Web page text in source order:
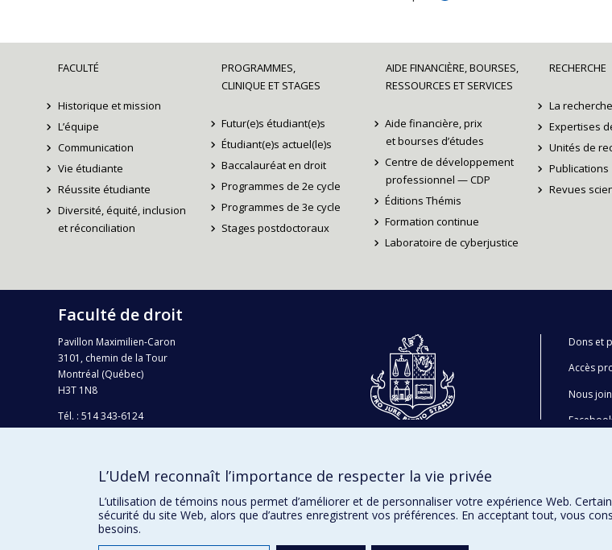
FACULTÉ
Historique et mission
L’équipe
Communication
Vie étudiante
Réussite étudiante
Diversité, équité, inclusion
et réconciliation
PROGRAMMES,
CLINIQUE ET STAGES
Futur(e)s étudiant(e)s
Étudiant(e)s actuel(le)s
Baccalauréat en droit
Programmes de 2e cycle
Programmes de 3e cycle
Stages postdoctoraux
AIDE FINANCIÈRE, BOURSES,
RESSOURCES ET SERVICES
Aide financière, prix
et bourses d’études
Centre de développement
professionnel — CDP
Éditions Thémis
Formation continue
Laboratoire de cyberjustice
RECHERCHE
La
Expertises
Unités de
Publications
Revues
Faculté de droit
Pavillon Maximilien-Caron
3101, chemin de la Tour
Montréal (Québec)
H3T 1N8
Tél. : 514 343-6124
Téléc.: 514 343-2199
Plan campus
Dons et
Accès
Nous
L’UdeM reconnaît l’importance de respecter la vie privée
L’utilisation de témoins nous permet d’améliorer et de personnaliser votre expérience Web.
sécurité du site Web, alors que d’autres enregistrent vos préférences. En acceptant tout, vous
besoins.